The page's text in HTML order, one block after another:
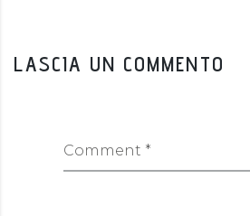
LASCIA UN COMMENTO
Comment *